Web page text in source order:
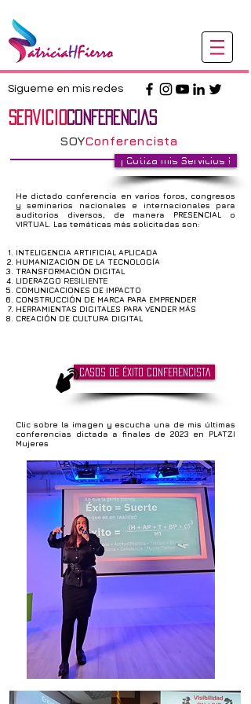
Sígueme en mis redes
Servicio
CONFERENCIAS
SOYConferencista
¡ Cotiza mis Servicios !
He dictado conferencia en varios foros, congresos
y seminarios nacionales e internacionales para
auditorios diversos, de manera PRESENCIAL o
VIRTUAL. Las temáticas más solicitadas son:
INTELIGENCIA ARTIFICIAL APLICADA
HUMANIZACIÓN DE LA TECNOLOGÍA
TRANSFORMACIÓN DIGITAL
LIDERAZGO RESILIENTE
COMUNICACIONES DE IMPACTO
CONSTRUCCIÓN DE MARCA PARA EMPRENDER
HERRAMIENTAS DIGITALES PARA VENDER MÁS
CREACIÓN DE CULTURA DIGITAL
Clic sobre la imagen y escucha una de mis últimas
conferencias dictada a finales de 2023 en PLATZI
Mujeres
CASOS DE ÉXITO CONFERENCISTA